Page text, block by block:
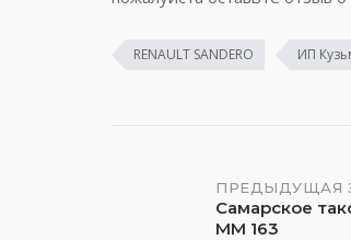
RENAULT SANDERO ИП
НавигацияПРЕДЫДУЩАЯ
Самарское
ММ 163